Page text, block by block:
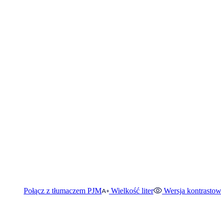
Połącz z tłumaczem PJM Wielkość liter Wersja